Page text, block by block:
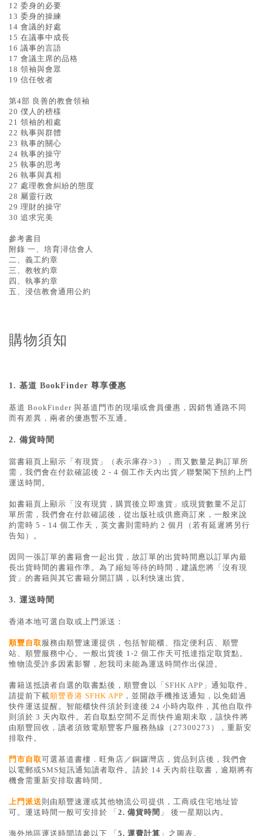
12 委身的必要
13 委身的操練
14 會議的好處
15 在議事中成長
16 議事的言語
17 會議主席的品格
18 領袖與會眾
19 信任牧者
第4部 良善的教會領袖
20 僕人的榜樣
21 領袖的相處
22 執事與群體
23 執事的關心
24 執事的操守
25 執事的思考
26 執事與真相
27 處理教會糾紛的態度
28 屬靈行政
29 理財的操守
30 追求完美
參考書目
附錄 一、培育潯信會人
二、義工約章
三、教牧約章
四、執事約章
五、浸信教會通用公約
購物須知
1. 基道 BookFinder 尊享優惠
基道 BookFinder 與基道門市的現場或會員優惠，因銷售通路不同
而有差異，兩者的優惠暫不互通。
2. 備貨時間
當書籍頁上顯示「有現貨」（表示庫存>3），而又數量足夠訂單所
需，我們會在付款確認後 2 - 4 個工作天內出貨／聯繫閣下預約上門
運送時間。
如書籍頁上顯示「沒有現貨，購買後立即進貨」或現貨數量不足訂
單所需，我們會在付款確認後，從出版社或供應商訂來，一般來說
約需時 5 - 14 個工作天，英文書則需時約 2 個月（若有延遲將另行
告知）。
因同一張訂單的書籍會一起出貨，故訂單的出貨時間應以訂單內最
長出貨時間的書籍作準。為了縮短等待的時間，建議您將「沒有現
貨」的書籍與其它書籍分開訂購，以利快速出貨。
3. 運送時間
香港本地可選自取或上門派送：
順豐自取 服務由順豐速運提供，包括智能櫃、指定便利店、順豐
站、順豐服務中心。一般出貨後 1-2 個工作天可抵達指定取貨點。
惟物流受許多因素影響，恕我司未能為運送時間作出保證。
書籍送抵讀者自選的取書點後，順豐會以 「SFHK APP」 通知取件。
請提前下載順豐香港 SFHK APP ，並開啟手機推送通知，以免錯過
快件運送提醒。智能櫃快件須於到達後 24 小時內取件，其他自取件
則須於 3 天內取件。若自取點空間不足而快件逾期未取，該快件將
由順豐回收，讀者須致電順豐客戶服務熱線（27300273），重新安
排取件。
門市自取可選基道書樓．旺角店／銅鑼灣店，貨品到店後，我們會
以電郵或SMS短訊通知讀者取件。請於 14 天內前往取書，逾期將有
機會需重新安排取書時間。
上門派送則由順豐速運或其他物流公司提供，工商或住宅地址皆
可。運送時間一般可安排於 「 2. 備貨時間 」 後一星期以內。
海外地區運送時間請參以下 「 5. 運費計算 」之圖表。